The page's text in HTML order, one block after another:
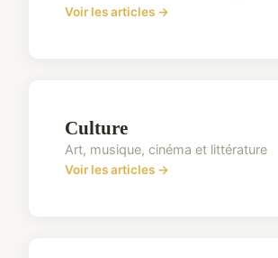
Voir les articles →
Culture
Art, musique, cinéma et littérature
Voir les articles →